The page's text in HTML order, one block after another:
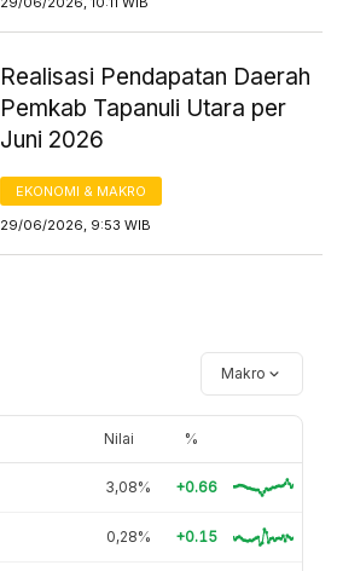
Realisasi Pendapatan Daerah
Pemkab Tapanuli Utara per
Juni 2026
EKONOMI & MAKRO
29/06/2026, 9:53 WIB
Makro
Nilai %
3,08% +0.66
0,28% +0.15